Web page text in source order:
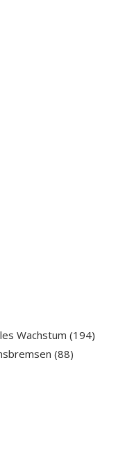
Wachstum (194)
(88)